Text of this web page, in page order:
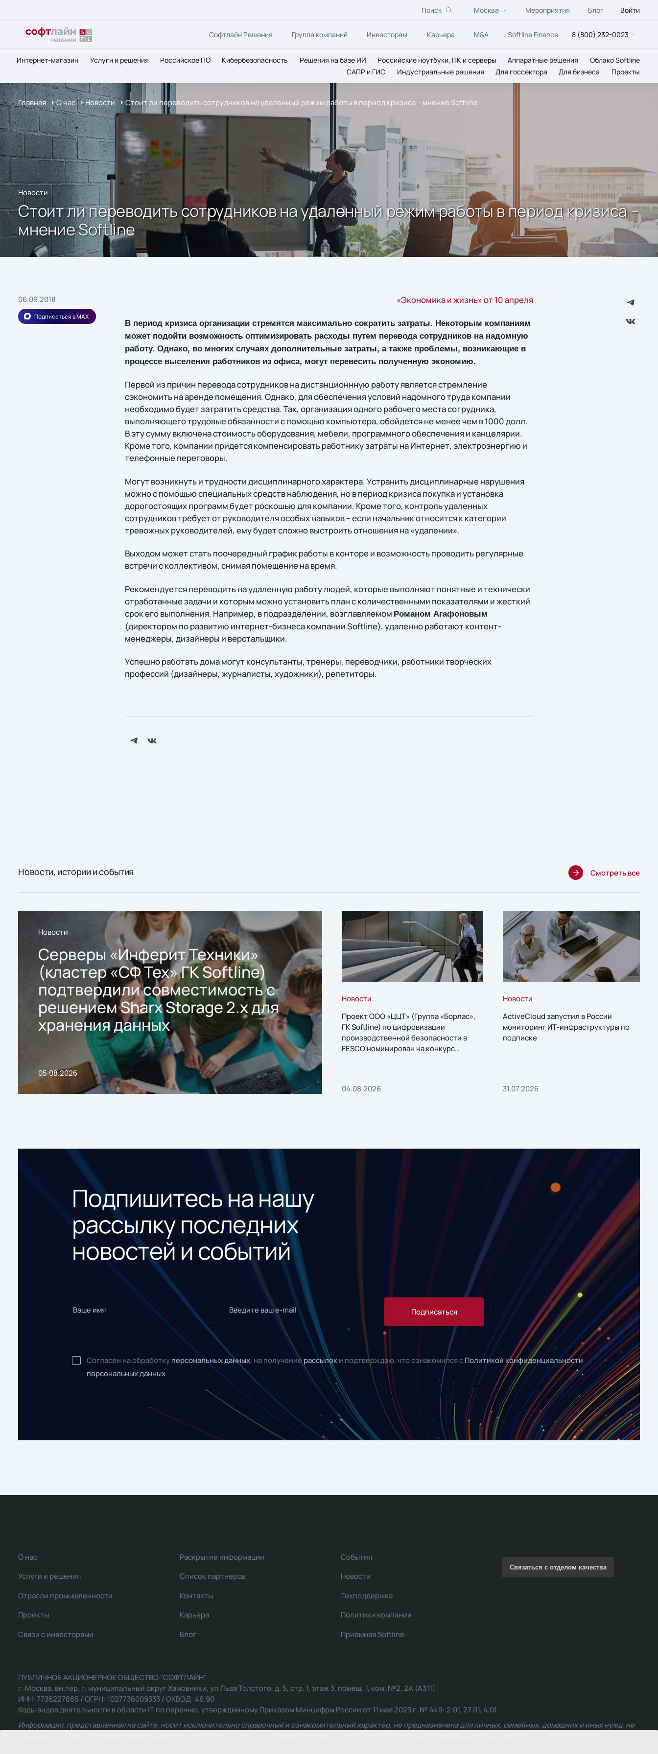
Поиск Москва Мероприятия Блог Войти
Софтлайн Решения Группа компаний Инвесторам Карьера M&A Softline Finance 8 (800) 232-0023
Интернет-магазин Услуги и решения Российское ПО Кибербезопасность Решения на базе ИИ Российские ноутбуки, ПК и серверы Аппаратные решения
Облако Softline
САПР и ГИС
Индустриальные решения Для госсектора Для бизнеса Проекты
Главная О нас Новости Стоит ли переводить сотрудников на удаленный режим работы в период кризиса – мнение Softline
Новости
Стоит ли переводить сотрудников на удаленный режим работы в период кризиса –
мнение Softline
06.09.2018
Подписаться в MAX
«Экономика и жизнь» от 10 апреля
В период кризиса организации стремятся максимально сократить затраты. Некоторым компаниям
может подойти возможность оптимизировать расходы путем перевода сотрудников на надомную
работу. Однако, во многих случаях дополнительные затраты, а также проблемы, возникающие в
процессе выселения работников из офиса, могут перевесить полученную экономию.
Первой из причин перевода сотрудников на дистанционнную работу является стремление
сэкономить на аренде помещения. Однако, для обеспечения условий надомного труда компании
необходимо будет затратить средства. Так, организация одного рабочего места сотрудника,
выполняющего трудовые обязанности с помощью компьютера, обойдется не менее чем в 1000 долл.
В эту сумму включена стоимость оборудования, мебели, программного обеспечения и канцелярии.
Кроме того, компании придется компенсировать работнику затраты на Интернет, электроэнергию и
телефонные переговоры.
Могут возникнуть и трудности дисциплинарного характера. Устранить дисциплинарные нарушения
можно с помощью специальных средств наблюдения, но в период кризиса покупка и установка
дорогостоящих программ будет роскошью для компании. Кроме того, контроль удаленных
сотрудников требует от руководителя особых навыков – если начальник относится к категории
тревожных руководителей, ему будет сложно выстроить отношения на «удалении».
Выходом может стать поочередный график работы в конторе и возможность проводить регулярные
встречи с коллективом, снимая помещение на время.
Рекомендуется переводить на удаленную работу людей, которые выполняют понятные и технически
отработанные задачи и которым можно установить план с количественными показателями и жесткий
срок его выполнения. Например, в подразделении, возглавляемом Романом Агафоновым
(директором по развитию интернет-бизнеса компании Softline), удаленно работают контент-
менеджеры, дизайнеры и верстальщики.
Успешно работать дома могут консультанты, тренеры, переводчики, работники творческих
профессий (дизайнеры, журналисты, художники), репетиторы.
Новости, истории и события Смотреть все
Новости
Серверы «Инферит Техники»
(кластер «СФ Тех» ГК Softline)
подтвердили совместимость с
решением Sharx Storage 2.x для
хранения данных
05.08.2026
Новости
Проект ООО «ЦЦТ» (Группа «Борлас»,
ГК Softline) по цифровизации
производственной безопасности в
FESCO номинирован на конкурс
04.08.2026
Новости
ActiveCloud запустил в России
мониторинг ИТ-инфраструктуры по
подписке
31.07.2026
Подпишитесь на нашу
рассылку последних
новостей и событий
Подписаться
Согласен на обработку персональных данных, на получениерассылок и подтверждаю, что ознакомился с Политикой конфиденциальности
персональных данных
О нас
Услуги и решения
Отрасли промышленности
Проекты
Связи с инвесторами
Раскрытие информации
Список партнеров
Контакты
Карьера
Блог
События
Новости
Техподдержка
Политики компании
Приемная Softline
Связаться с отделом качества
ПУБЛИЧНОЕ АКЦИОНЕРНОЕ ОБЩЕСТВО "СОФТЛАЙН"
г. Москва, вн.тер. г. муниципальный округ Хамовники, ул Льва Толстого, д. 5, стр. 1, этаж 3, помещ. 1, ком. №2, 2А (А311)
ИНН: 7736227885 / ОГРН: 1027736009333 / ОКВЭД: 46.90
Коды видов деятельности в области IT по перечню, утвержденному Приказом Минцифры России от 11 мая 2023 г. № 449: 2.01, 27.01, 4.01
Информация, представленная на сайте, носит исключительно справочный и ознакомительный характер, не предназначена для личных, семейных, домашних и иных нужд, не